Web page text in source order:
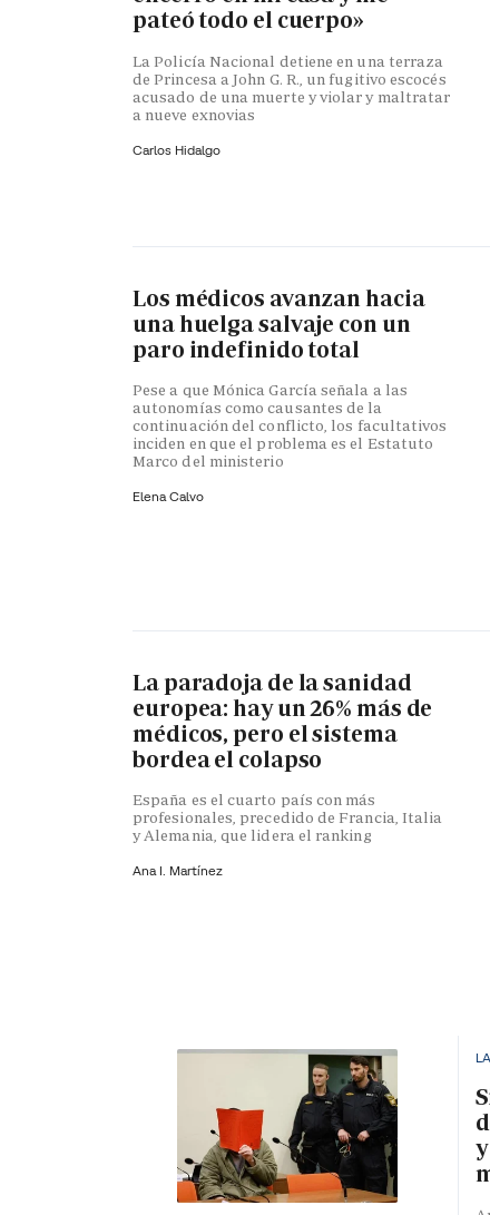
pateó todo el cuerpo»
La Policía Nacional detiene en una terraza
de Princesa a John G. R., un fugitivo escocés
acusado de una muerte y violar y maltratar
a nueve exnovias
Carlos Hidalgo
Los médicos avanzan hacia
una huelga salvaje con un
paro indefinido total
Pese a que Mónica García señala a las
autonomías como causantes de la
continuación del conflicto, los facultativos
inciden en que el problema es el Estatuto
Marco del ministerio
Elena Calvo
La paradoja de la sanidad
europea: hay un 26% más de
médicos, pero el sistema
bordea el colapso
España es el cuarto país con más
profesionales, precedido de Francia, Italia
y Alemania, que lidera el ranking
Ana I. Martínez